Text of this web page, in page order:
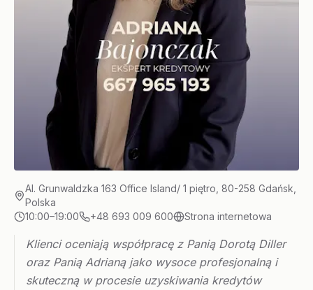
Al. Grunwaldzka 163 Office Island/ 1 piętro, 80-258 Gdańsk,
Polska
10:00–19:00
+48 693 009 600 Strona internetowa
Klienci oceniają współpracę z Panią Dorotą Diller
oraz Panią Adrianą jako wysoce profesjonalną i
skuteczną w procesie uzyskiwania kredytów